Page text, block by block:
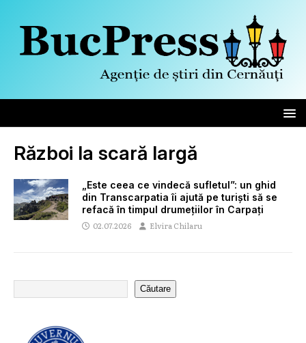
Război la scară largă
„Este ceea ce vindecă sufletul”: un ghid
din Transcarpatia îi ajută pe turiști să se
refacă în timpul drumețiilor în Carpați
02.07.2026 Elvira Chilaru
Căutare